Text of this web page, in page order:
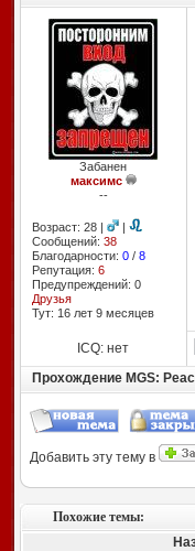
Забанен
максимс
--
Возраст: 28 |
|
Сообщений: 38
Благодарности: 0/ 8
Репутация: 6
Предупреждений: 0
Друзья
Тут: 16 лет 9 месяцев
ICQ: нет
Прохождение MGS:
Добавить эту тему в
Похожие темы: